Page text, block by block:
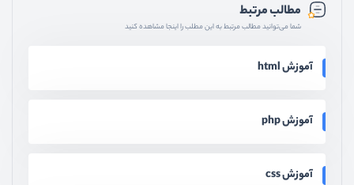
مطالب مرتبط
شما می‌توانید مطالب مرتبط به این مطلب را اینجا مشاهده کنید
آموزش html
آموزش php
آموزش css